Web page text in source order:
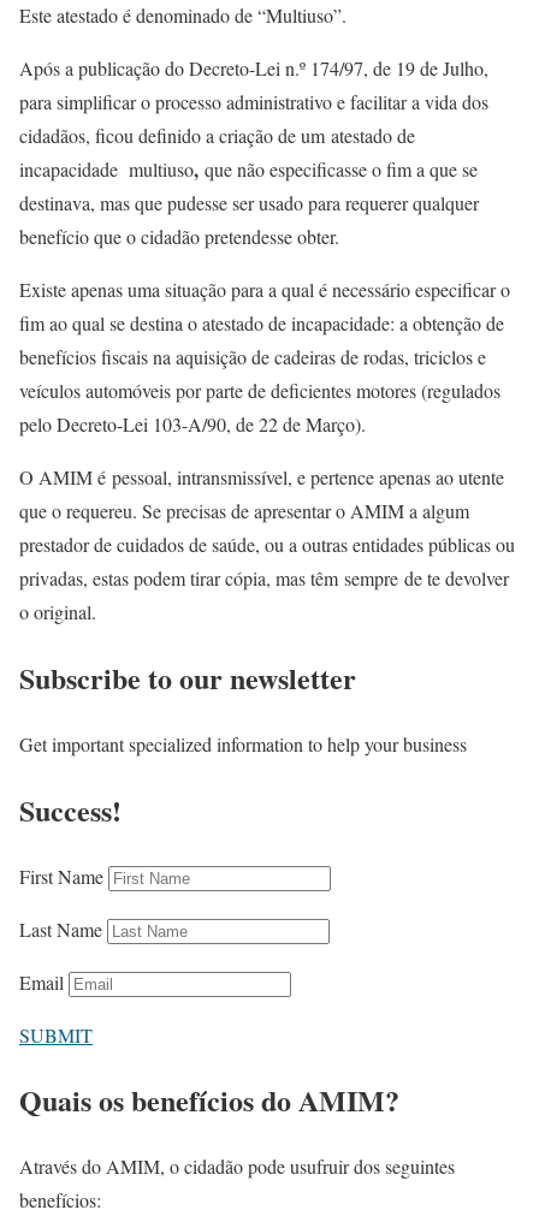
Este atestado é denominado de “Multiuso”.
Após a publicação do Decreto-Lei n.º 174/97, de 19 de Julho,
para simplificar o processo administrativo e facilitar a vida dos
cidadãos, ficou definido a criação de um atestado de
incapacidade multiuso, que não especificasse o fim a que se
destinava, mas que pudesse ser usado para requerer qualquer
benefício que o cidadão pretendesse obter.
Existe apenas uma situação para a qual é necessário especificar o
fim ao qual se destina o atestado de incapacidade: a obtenção de
benefícios fiscais na aquisição de cadeiras de rodas, triciclos e
veículos automóveis por parte de deficientes motores (regulados
pelo Decreto-Lei 103-A/90, de 22 de Março).
O AMIM é pessoal, intransmissível, e pertence apenas ao utente
que o requereu. Se precisas de apresentar o AMIM a algum
prestador de cuidados de saúde, ou a outras entidades públicas ou
privadas, estas podem tirar cópia, mas têm sempre de te devolver
o original.
Subscribe to our newsletter
Get important specialized information to help your business
Success!
First Name
Last Name
Email
SUBMIT
Quais os benefícios do AMIM?
Através do AMIM, o cidadão pode usufruir dos seguintes
benefícios: